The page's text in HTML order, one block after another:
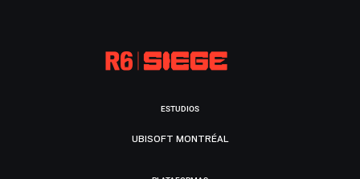
ESTUDIOS
UBISOFT MONTRÉAL